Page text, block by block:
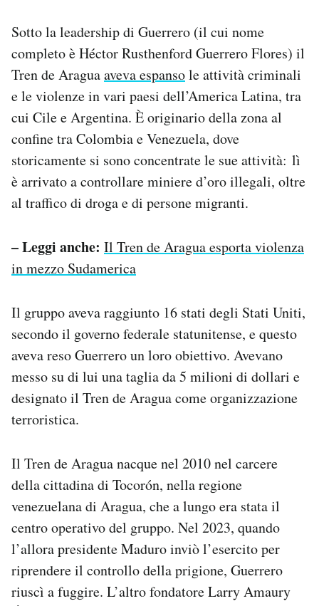
Sotto la leadership di Guerrero (il cui nome
completo è Héctor Rusthenford Guerrero Flores) il
Tren de Araguaaveva espansole attività criminali
e le violenze in vari paesi dell’America Latina, tra
cui Cile e Argentina. È originario della zona al
confine tra Colombia e Venezuela, dove
storicamente si sono concentrate le sue attività: lì
è arrivato a controllare miniere d’oro illegali, oltre
al traffico di droga e di persone migranti.
– Leggi anche: Il Tren de Aragua esporta violenza
in mezzo Sudamerica
Il gruppo aveva raggiunto 16 stati degli Stati Uniti,
secondo il governo federale statunitense, e questo
aveva reso Guerrero un loro obiettivo. Avevano
messo su di lui una taglia da 5 milioni di dollari e
designato il Tren de Aragua come organizzazione
terroristica.
Il Tren de Aragua nacque nel 2010 nel carcere
della cittadina di Tocorón, nella regione
venezuelana di Aragua, che a lungo era stata il
centro operativo del gruppo. Nel 2023, quando
l’allora presidente Maduro inviò l’esercito per
riprendere il controllo della prigione, Guerrero
riuscì a fuggire. L’altro fondatore Larry Amaury